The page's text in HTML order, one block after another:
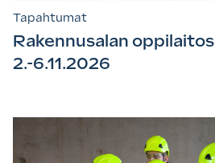
Tapahtumat
Rakennusalan
2.-6.11.2026